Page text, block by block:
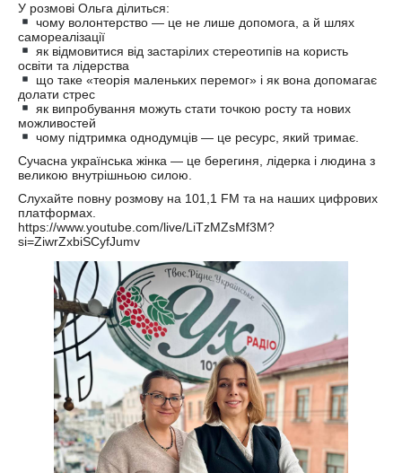
У розмові Ольга ділиться:
чому волонтерство — це не лише допомога, а й шлях
самореалізації
як відмовитися від застарілих стереотипів на користь
освіти та лідерства
що таке «теорія маленьких перемог» і як вона допомагає
долати стрес
як випробування можуть стати точкою росту та нових
можливостей
чому підтримка однодумців — це ресурс, який тримає.
Сучасна українська жінка — це берегиня, лідерка і людина з
великою внутрішньою силою.
Слухайте повну розмову на 101,1 FM та на наших цифрових
платформах.
https://www.youtube.com/live/LiTzMZsMf3M?
si=ZiwrZxbiSCyfJumv